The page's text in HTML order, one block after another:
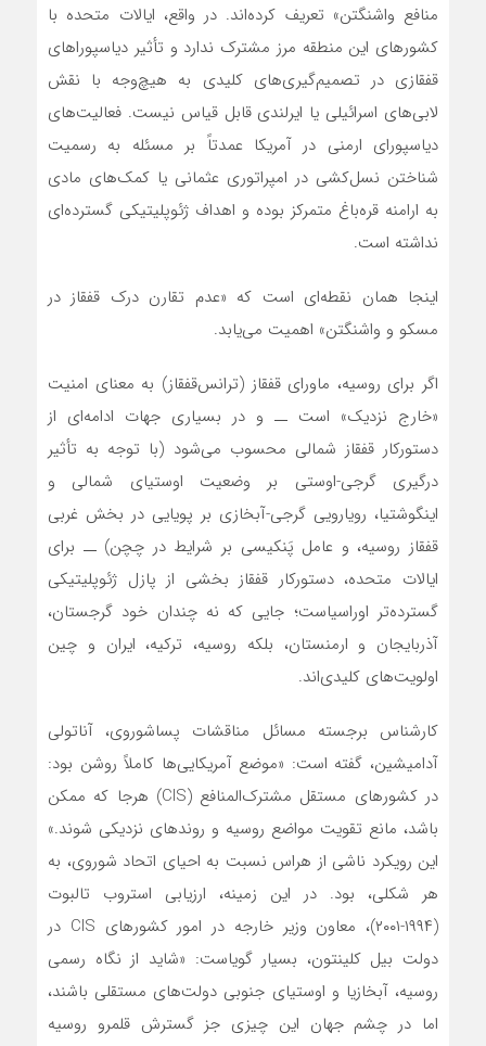
منافع واشنگتن» تعریف کرده‌اند. در واقع، ایالات متحده با
کشورهای این منطقه مرز مشترک ندارد و تأثیر دیاسپوراهای
قفقازی در تصمیم‌گیری‌های کلیدی به هیچ‌وجه با نقش
لابی‌های اسرائیلی یا ایرلندی قابل قیاس نیست. فعالیت‌های
دیاسپورای ارمنی در آمریکا عمدتاً بر مسئله به رسمیت
شناختن نسل‌کشی در امپراتوری عثمانی یا کمک‌های مادی
به ارامنه قره‌باغ متمرکز بوده و اهداف ژئوپلیتیکی گسترده‌ای
نداشته است.
اینجا همان نقطه‌ای است که «عدم تقارن درک قفقاز در
مسکو و واشنگتن» اهمیت می‌یابد.
اگر برای روسیه، ماورای قفقاز (ترانس‌قفقاز) به معنای امنیت
«خارج نزدیک» است ــ و در بسیاری جهات ادامه‌ای از
دستورکار قفقاز شمالی محسوب می‌شود (با توجه به تأثیر
درگیری گرجی-اوستی بر وضعیت اوستیای شمالی و
اینگوشتیا، رویارویی گرجی-آبخازی بر پویایی در بخش غربی
قفقاز روسیه، و عامل پَنکیسی بر شرایط در چچن) ــ برای
ایالات متحده، دستورکار قفقاز بخشی از پازل ژئوپلیتیکی
گسترده‌تر اوراسیاست؛ جایی که نه چندان خود گرجستان،
آذربایجان و ارمنستان، بلکه روسیه، ترکیه، ایران و چین
اولویت‌های کلیدی‌اند.
کارشناس برجسته مسائل مناقشات پساشوروی، آناتولی
آدامیشین، گفته است: «موضع آمریکایی‌ها کاملاً روشن بود:
در کشورهای مستقل مشترک‌المنافع (CIS) هرجا که ممکن
باشد، مانع تقویت مواضع روسیه و روندهای نزدیکی شوند.»
این رویکرد ناشی از هراس نسبت به احیای اتحاد شوروی، به
هر شکلی، بود. در این زمینه، ارزیابی استروب تالبوت
(۱۹۹۴-۲۰۰۱)، معاون وزیر خارجه در امور کشورهای CIS در
دولت بیل کلینتون، بسیار گویاست: «شاید از نگاه رسمی
روسیه، آبخازیا و اوستیای جنوبی دولت‌های مستقلی باشند،
اما در چشم جهان این چیزی جز گسترش قلمرو روسیه